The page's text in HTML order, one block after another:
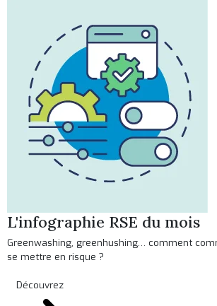
L'infographie RSE du mois
Greenwashing, greenhushing… comment
se mettre en risque ?
Découvrez